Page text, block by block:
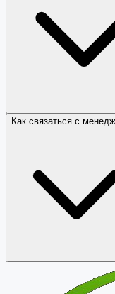
Как связаться с